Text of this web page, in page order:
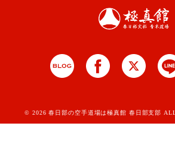
© 2026 春日部の空手道場は極真館 春日部支部